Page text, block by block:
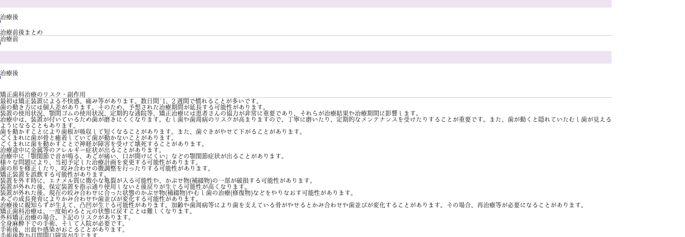
治療後
治療前後まとめ
治療前
治療後
矯正歯科治療のリスク・副作用
最初は矯正装置による不快感、痛み等があります。数日間~1、2 週間で慣れることが多いです。
歯の動き方には個人差があります。そのため、予想された治療期間が延長する可能性があります。
装置の使用状況、顎間ゴムの使用状況、定期的な通院等、矯正治療には患者さんの協力が非常に重要であり、それらが治療結果や治療期間に影響します。
治療中は、装置が付いているため歯が磨きにくくなります。むし歯や歯周病のリスクが高まりますので、丁寧に磨いたり、定期的なメンテナンスを受けたりすることが重要です。また、歯が動くと隠れていたむし歯が見える
ようになることもあります。
歯を動かすことにより歯根が吸収して短くなることがあります。また、歯ぐきがやせて下がることがあります。
ごくまれに歯が骨と癒着していて歯が動かないことがあります。
ごくまれに歯を動かすことで神経が障害を受けて壊死することがあります。
治療途中に金属等のアレルギー症状が出ることがあります。
治療中に「顎関節で音が鳴る、あごが痛い、口が開けにくい」などの顎関節症状が出ることがあります。
様々な問題により、当初予定した治療計画を変更する可能性があります。
歯の形を修正したり、咬み合わせの微調整を行ったりする可能性があります。
矯正装置を誤飲する可能性があります。
装置を外す時に、エナメル質に微小な亀裂が入る可能性や、かぶせ物(補綴物)の一部が破損する可能性があります。
装置が外れた後、保定装置を指示通り使用しないと後戻りが生じる可能性が高くなります。
装置が外れた後、現在の咬み合わせに合った状態のかぶせ物(補綴物)やむし歯の治療(修復物)などをやりなおす可能性があります。
あごの成長発育によりかみ合わせや歯並びが変化する可能性があります。
治療後に親知らずが生えて、凸凹が生じる可能性があります。加齢や歯周病等により歯を支えている骨がやせるとかみ合わせや歯並びが変化することがあります。その場合、再治療等が必要になることがあります。
矯正歯科治療は、一度始めると元の状態に戻すことは難しくなります。
外科矯正治療の場合、下記のリスクがあります。
全身麻酔下での手術、そして入院が必要です。
手術後、出血や感染がおこることがあります。
手術後数か月間開口障害が生じます。